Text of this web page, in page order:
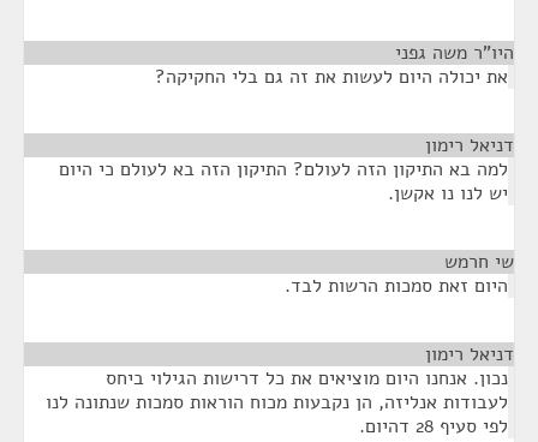
היו"ר משה גפני
את יכולה היום לעשות את זה גם בלי החקיקה?
דניאל רימון
למה בא התיקון הזה לעולם? התיקון הזה בא לעולם כי היום
יש לנו נו אקשן.
שי חרמש
היום זאת סמכות הרשות לבד.
דניאל רימון
נכון. אנחנו היום מוציאים את כל דרישות הגילוי ביחס
לעבודות אנליזה, הן נקבעות מכוח הוראות סמכות שנתונה לנו
לפי סעיף 28 דהיום.